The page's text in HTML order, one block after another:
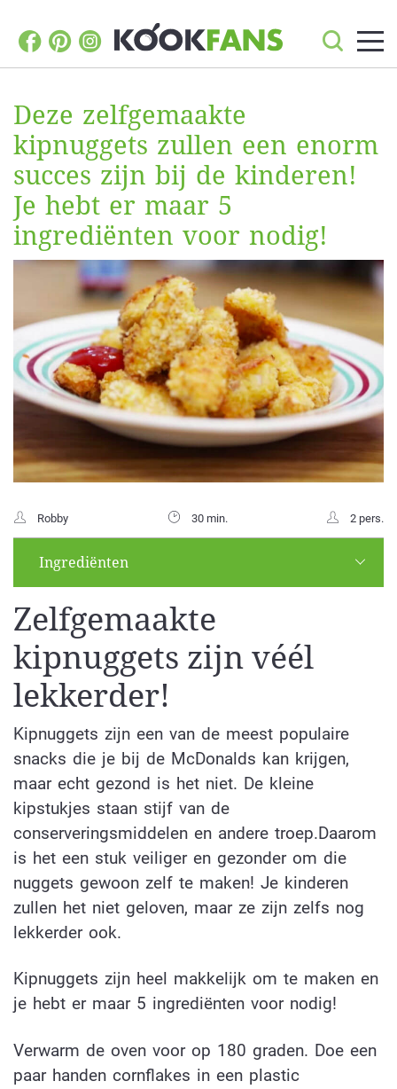
Deze zelfgemaakte
kipnuggets zullen een enorm
succes zijn bij de kinderen!
Je hebt er maar 5
ingrediënten voor nodig!
Robby 30 min. 2 pers.
Ingrediënten
Zelfgemaakte
kipnuggets zijn véél
lekkerder!
Kipnuggets zijn een van de meest populaire
snacks die je bij de McDonalds kan krijgen,
maar echt gezond is het niet. De kleine
kipstukjes staan stijf van de
conserveringsmiddelen en andere troep.Daarom
is het een stuk veiliger en gezonder om die
nuggets gewoon zelf te maken! Je kinderen
zullen het niet geloven, maar ze zijn zelfs nog
lekkerder ook.
Kipnuggets zijn heel makkelijk om te maken en
je hebt er maar 5 ingrediënten voor nodig!
Verwarm de oven voor op 180 graden. Doe een
paar handen cornflakes in een plastic